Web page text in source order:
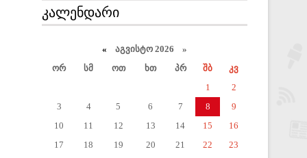
ᲙᲐᲚᲔᲜᲓᲐᲠᲘ
« აგვისტო 2026 »
ორ
სმ ოთ ხთ პრ შბ
კვ
1
2
3
4 5 6 7 8
9
10
11 12 13 14 15
16
17
18 19 20 21 22
23